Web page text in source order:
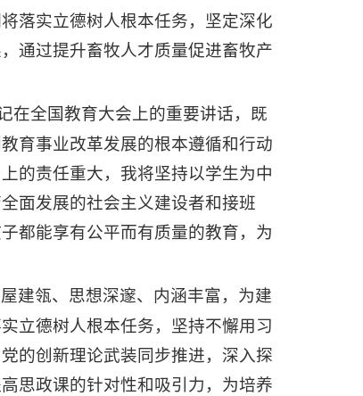
落实立德树人根本任务，坚定深化
通过提升畜牧人才质量促进畜牧产
在全国教育大会上的重要讲话，既
育事业改革发展的根本遵循和行动
的责任重大，我将坚持以学生为中
面发展的社会主义建设者和接班
都能享有公平而有质量的教育，为
建瓴、思想深邃、内涵丰富，为建
立德树人根本任务，坚持不懈用习
的创新理论武装同步推进，深入探
思政课的针对性和吸引力，为培养